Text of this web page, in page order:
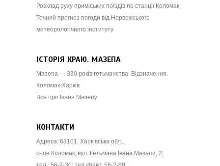
Розклад руху приміських поїздів по станції Коломак
Точний прогноз погоди від Норвежського
метеорологічного інституту
ІСТОРІЯ КРАЮ. МАЗЕПА
Мазепа — 330 років гетьманства. Відзначення.
Коломак-Харків
Все про Івана Мазепу
КОНТАКТИ
Адреса: 63101, Харківська обл.,
с-ще Коломак, вул. Гетьмана Івана Мазепи, 2;